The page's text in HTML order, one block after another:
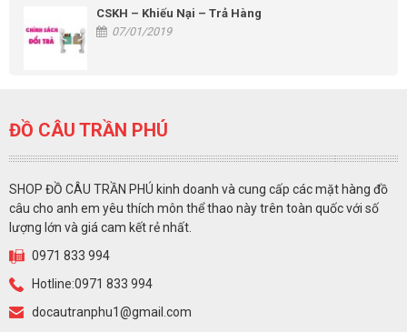
CSKH – Khiếu Nại – Trả Hàng
07/01/2019
ĐỒ CÂU TRẦN PHÚ
SHOP ĐỒ CÂU TRẦN PHÚ kinh doanh và cung cấp các mặt hàng đồ
câu cho anh em yêu thích môn thể thao này trên toàn quốc với số
lượng lớn và giá cam kết rẻ nhất.
0971 833 994
Hotline:0971 833 994
docautranphu1@gmail.com